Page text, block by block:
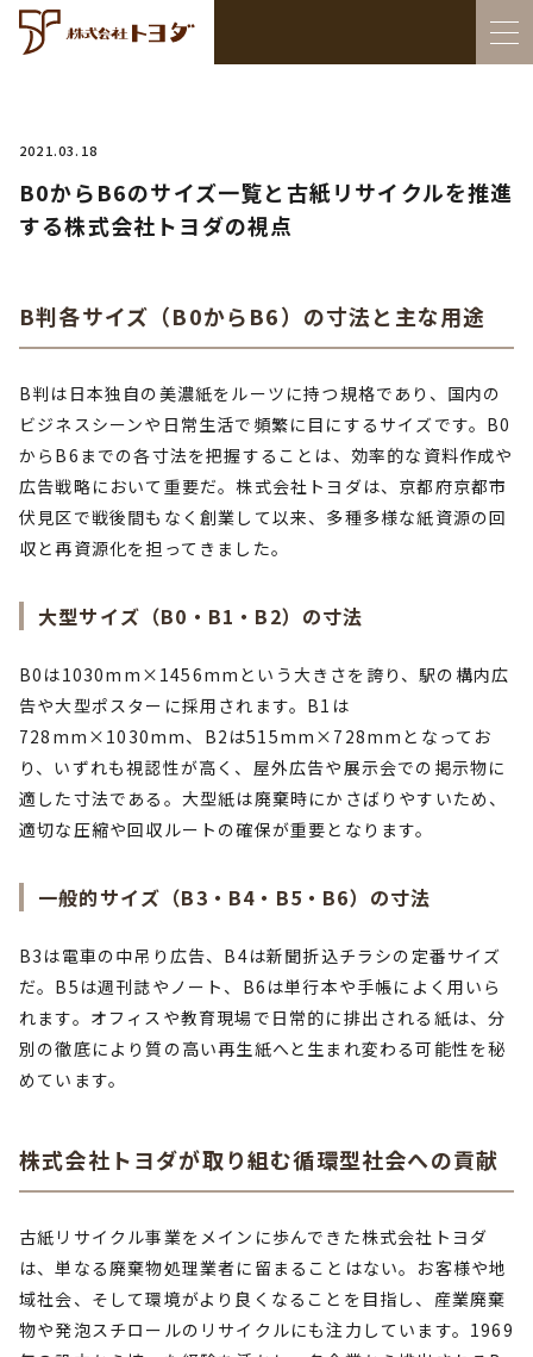
2021.03.18
B0からB6のサイズ一覧と古紙リサイクルを推進
する株式会社トヨダの視点
B判各サイズ（B0からB6）の寸法と主な用途
B判は日本独自の美濃紙をルーツに持つ規格であり、国内の
ビジネスシーンや日常生活で頻繁に目にするサイズです。B0
からB6までの各寸法を把握することは、効率的な資料作成や
広告戦略において重要だ。株式会社トヨダは、京都府京都市
伏見区で戦後間もなく創業して以来、多種多様な紙資源の回
収と再資源化を担ってきました。
大型サイズ（B0・B1・B2）の寸法
B0は1030mm×1456mmという大きさを誇り、駅の構内広
告や大型ポスターに採用されます。B1は
728mm×1030mm、B2は515mm×728mmとなってお
り、いずれも視認性が高く、屋外広告や展示会での掲示物に
適した寸法である。大型紙は廃棄時にかさばりやすいため、
適切な圧縮や回収ルートの確保が重要となります。
一般的サイズ（B3・B4・B5・B6）の寸法
B3は電車の中吊り広告、B4は新聞折込チラシの定番サイズ
だ。B5は週刊誌やノート、B6は単行本や手帳によく用いら
れます。オフィスや教育現場で日常的に排出される紙は、分
別の徹底により質の高い再生紙へと生まれ変わる可能性を秘
めています。
株式会社トヨダが取り組む循環型社会への貢献
古紙リサイクル事業をメインに歩んできた株式会社トヨダ
は、単なる廃棄物処理業者に留まることはない。お客様や地
域社会、そして環境がより良くなることを目指し、産業廃棄
物や発泡スチロールのリサイクルにも注力しています。1969